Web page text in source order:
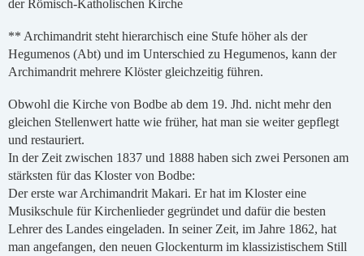
der Römisch-Katholischen Kirche
** Archimandrit steht hierarchisch eine Stufe höher als der
Hegumenos (Abt) und im Unterschied zu Hegumenos, kann der
Archimandrit mehrere Klöster gleichzeitig führen.
Obwohl die Kirche von Bodbe ab dem 19. Jhd. nicht mehr den
gleichen Stellenwert hatte wie früher, hat man sie weiter gepflegt
und restauriert.
In der Zeit zwischen 1837 und 1888 haben sich zwei Personen am
stärksten für das Kloster von Bodbe:
Der erste war Archimandrit Makari. Er hat im Kloster eine
Musikschule für Kirchenlieder gegründet und dafür die besten
Lehrer des Landes eingeladen. In seiner Zeit, im Jahre 1862, hat
man angefangen, den neuen Glockenturm im klassizistischem Still